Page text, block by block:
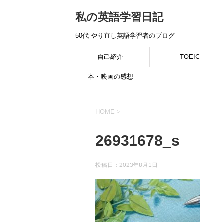
私の英語学習日記
50代 やり直し英語学習者のブログ
自己紹介 TOEIC
本・映画の感想
HOME >
26931678_s
投稿日： 2023年8月1日